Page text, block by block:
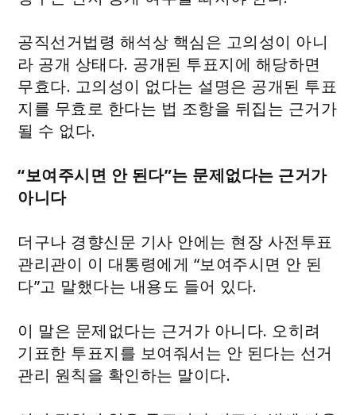
공직선거법령 해석상 핵심은 고의성이 아니
라 공개 상태다. 공개된 투표지에 해당하면
무효다. 고의성이 없다는 설명은 공개된 투표
지를 무효로 한다는 법 조항을 뒤집는 근거가
될 수 없다.
“보여주시면 안 된다”는 문제없다는 근거가
아니다
더구나 경향신문 기사 안에는 현장 사전투표
관리관이 이 대통령에게 “보여주시면 안 된
다”고 말했다는 내용도 들어 있다.
이 말은 문제없다는 근거가 아니다. 오히려
기표한 투표지를 보여줘서는 안 된다는 선거
관리 원칙을 확인하는 말이다.